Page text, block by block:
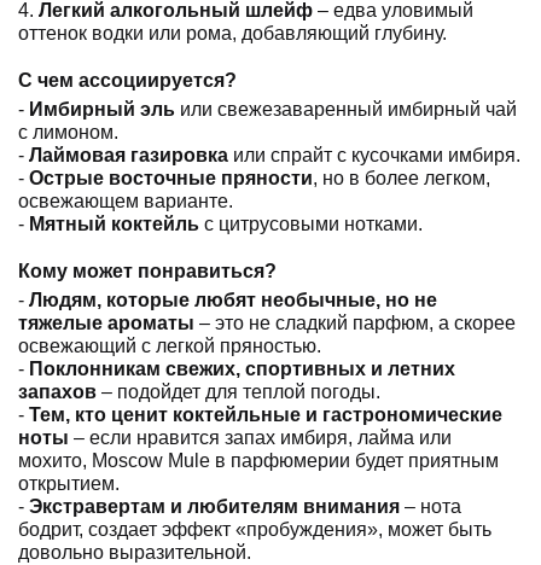
С чем ассоциируется?
лимоном.
- Лаймовая газировка или спрайт с кусочками имбиря.
- Острые восточные пряности
освежающем варианте.
- Мятный коктейльс цитрусовыми нотками.
Кому может понравиться?
ароматы– это не сладкий парфюм, а скорее освежающий
с легкой пряностью.
-Поклонникам свежих, спортивных и летних запахов–
подойдет для теплой погоды.
- Тем, кто ценит коктейльные и гастрономические ноты
– если нравится запах имбиря, лайма или мохито, Moscow
Mule в парфюмерии будет приятным открытием.
-Экстравертам и любителям внимания– нота бодрит,
создает эффект «пробуждения», может быть довольно
выразительной.
Если представлять образ – этосочный, прохладный,
чуть дерзкий запах, как бокал коктейля в жаркий день:
искристый, пряный и неуловимый